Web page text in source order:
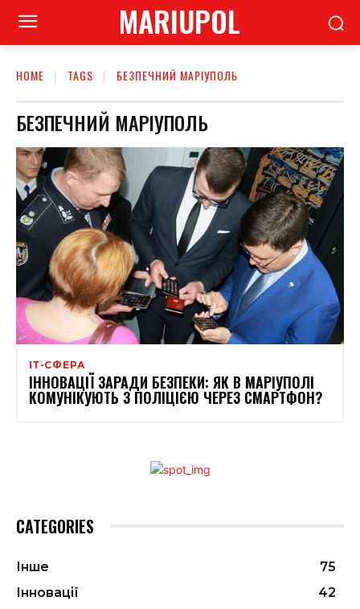
MARIUPOL
HOME TAGS БЕЗПЕЧНИЙ МАРІУПОЛЬ
БЕЗПЕЧНИЙ МАРІУПОЛЬ
ІТ-СФЕРА
ІННОВАЦІЇ ЗАРАДИ БЕЗПЕКИ: ЯК В МАРІУПОЛІ
КОМУНІКУЮТЬ З ПОЛІЦІЄЮ ЧЕРЕЗ СМАРТФОН?
CATEGORIES
Інше
75
Інновації
42